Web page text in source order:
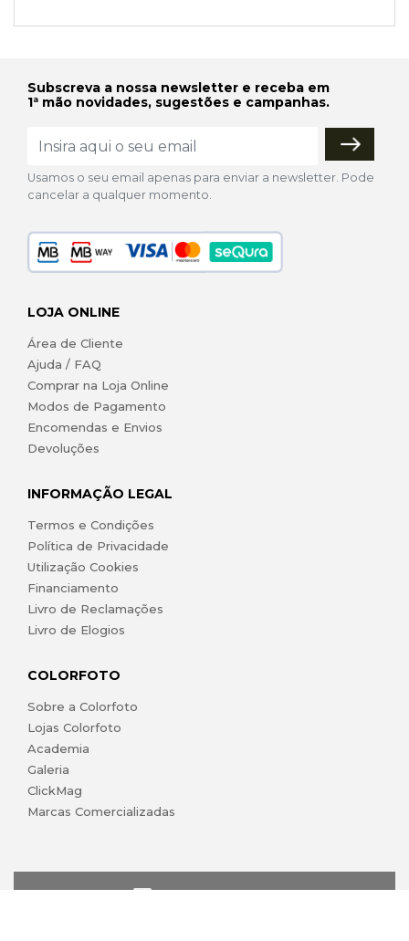
Subscreva a nossa newsletter e receba em
1ª mão novidades, sugestões e campanhas.
Usamos o seu email apenas para enviar a newsletter. Pode
cancelar a qualquer momento.
LOJA ONLINE
Área de Cliente
Ajuda / FAQ
Comprar na Loja Online
Modos de Pagamento
Encomendas e Envios
Devoluções
INFORMAÇÃO LEGAL
Termos e Condições
Política de Privacidade
Utilização Cookies
Financiamento
Livro de Reclamações
Livro de Elogios
COLORFOTO
Sobre a Colorfoto
Lojas Colorfoto
Academia
Galeria
ClickMag
Marcas Comercializadas
lojaonline@colorfoto.pt